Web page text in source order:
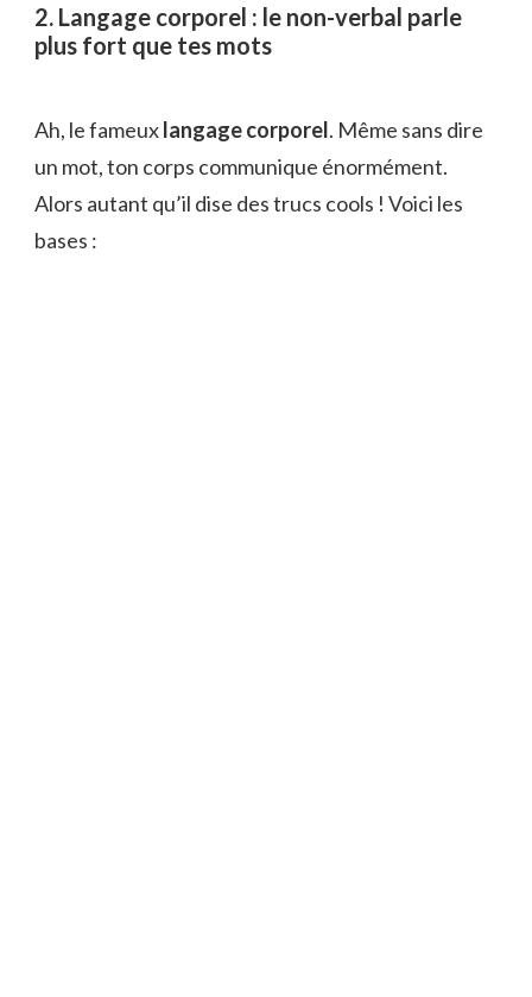
2. Langage corporel : le non-verbal parle
plus fort que tes mots
Ah, le fameuxlangage corporel. Même sans dire
un mot, ton corps communique énormément.
Alors autant qu’il dise des trucs cools ! Voici les
bases :